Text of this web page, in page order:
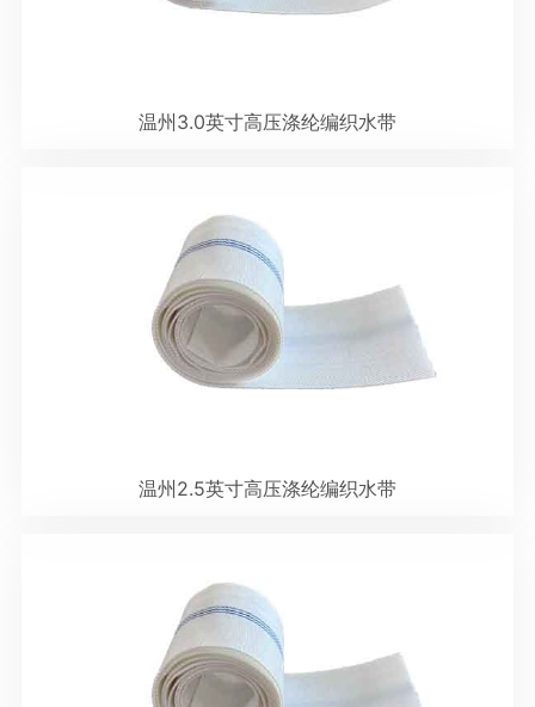
温州3.0英寸高压涤纶编织水带
温州2.5英寸高压涤纶编织水带